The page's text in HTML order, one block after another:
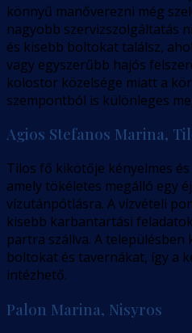
könnyű manőverezni még
nagyobb szervizszolgáltatás
és kisebb boltokat találsz,
vagy egyszerűbb hajós
kolostor közelsége miatt a
szempontból is különleges
Agios Stefanos Marina,
Tilos fő kikötője kényelmes
amely tökéletes megálló egy
vízutánpótlásra. A vízvételi
kisebb karbantartási
partra szállva. A
boltokat és tavernákat, így a
intézhető.
Palon Marina, Nisyros